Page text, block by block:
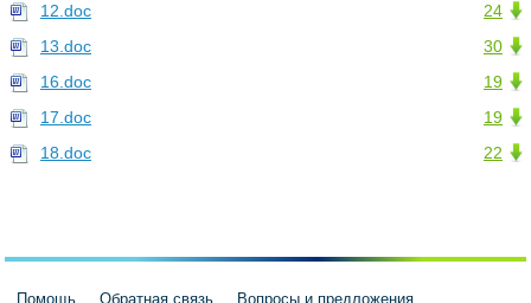
24
12.doc
30
13.doc
19
16.doc
19
17.doc
22
18.doc
Помощь Обратная связь Вопросы и предложения